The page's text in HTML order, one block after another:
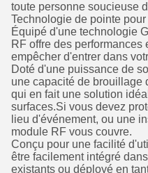
toute personne soucieuse
Technologie de pointe
Équipé d'une technologie
RF offre des
empêcher d'entrer dans
Doté d'une puissance de
une capacité de brouillage
qui en fait une solution
surfaces.Si vous devez
lieu d'événement, ou une
module RF vous couvre.
Conçu pour une facilité
être facilement intégré
existants ou déployé en